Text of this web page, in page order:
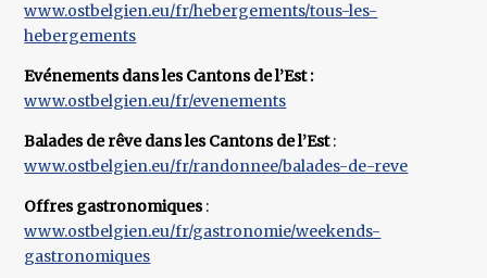
www.ostbelgien.eu/fr/hebergements/tous-les-
hebergements
Evénements dans les Cantons de l’Est :
www.ostbelgien.eu/fr/evenements
Balades de rêve dans les Cantons de l’Est:
www.ostbelgien.eu/fr/randonnee/balades-de-reve
Offres gastronomiques:
www.ostbelgien.eu/fr/gastronomie/weekends-
gastronomiques